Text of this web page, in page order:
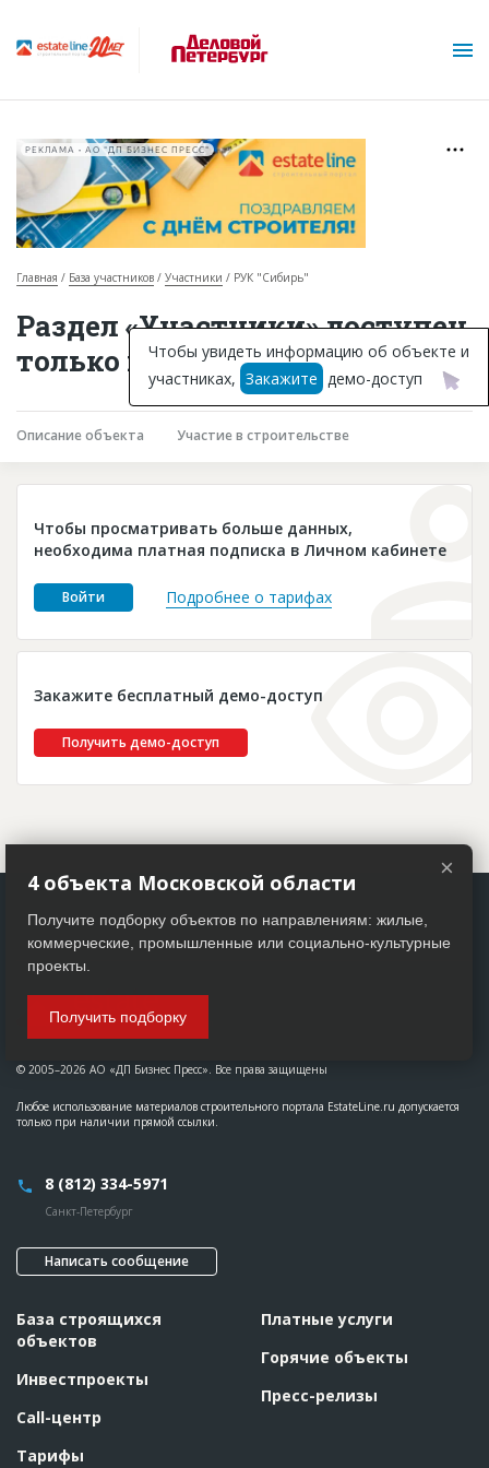
Горячие объекты
База строящихся объектов
Инвестпроекты
Глоссарий
Платные услуги
Пресс-релизы
РЕКЛАМА • АО "ДП БИЗНЕС ПРЕСС"
Главная База участников Участники РУК "Сибирь"
Раздел «Участники» доступен
только подписчикам
Описание объекта Участие в строительстве
Чтобы просматривать больше данных,
необходима платная подписка в Личном кабинете
Войти Подробнее о тарифах
Закажите бесплатный демо-доступ
Получить демо-доступ
Чтобы увидеть информацию об объекте и
участниках, Закажите демо-доступ
© 2005–2026 АО «ДП Бизнес Пресс». Все права защищены
Любое использование материалов строительного портала EstateLine.ru допускается
только при наличии прямой ссылки.
8 (812) 334-5971
Санкт-Петербург
Написать сообщение
База строящихся
объектов
Инвестпроекты
Call-центр
Тарифы
Платные услуги
Горячие объекты
Пресс-релизы
×
4 объекта Московской области
Получите подборку объектов по направлениям: жилые,
коммерческие, промышленные или социально-культурные
проекты.
Получить подборку